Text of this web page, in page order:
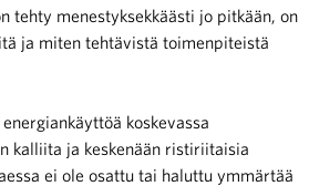
tehty menestyksekkäästi jo pitkään, on
ja miten tehtävistä toimenpiteistä
koskevassa
kalliita ja keskenään ristiriitaisia
ei ole osattu tai haluttu ymmärtää